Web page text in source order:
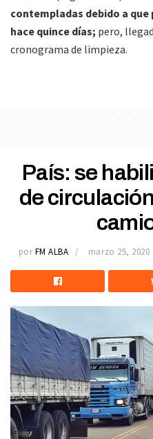
contempladas debido a
hace quince días; pero,
cronograma de limpieza.
País: se
de
por FM ALBA marzo 25, 2020